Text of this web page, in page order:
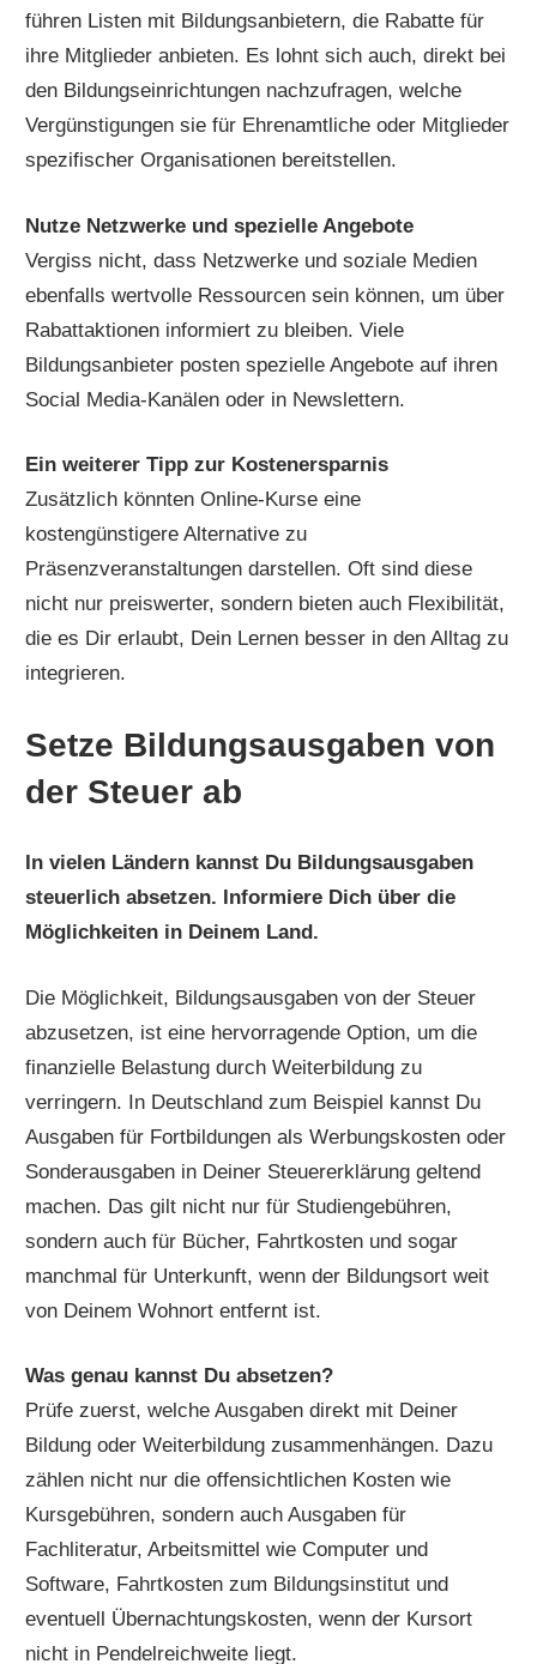
führen Listen mit Bildungsanbietern, die Rabatte für
ihre Mitglieder anbieten. Es lohnt sich auch, direkt bei
den Bildungseinrichtungen nachzufragen, welche
Vergünstigungen sie für Ehrenamtliche oder Mitglieder
spezifischer Organisationen bereitstellen.
Nutze Netzwerke und spezielle Angebote
Vergiss nicht, dass Netzwerke und soziale Medien
ebenfalls wertvolle Ressourcen sein können, um über
Rabattaktionen informiert zu bleiben. Viele
Bildungsanbieter posten spezielle Angebote auf ihren
Social Media-Kanälen oder in Newslettern.
Ein weiterer Tipp zur Kostenersparnis
Zusätzlich könnten Online-Kurse eine
kostengünstigere Alternative zu
Präsenzveranstaltungen darstellen. Oft sind diese
nicht nur preiswerter, sondern bieten auch Flexibilität,
die es Dir erlaubt, Dein Lernen besser in den Alltag zu
integrieren.
Setze Bildungsausgaben von
der Steuer ab
In vielen Ländern kannst Du Bildungsausgaben
steuerlich absetzen. Informiere Dich über die
Möglichkeiten in Deinem Land.
Die Möglichkeit, Bildungsausgaben von der Steuer
abzusetzen, ist eine hervorragende Option, um die
finanzielle Belastung durch Weiterbildung zu
verringern. In Deutschland zum Beispiel kannst Du
Ausgaben für Fortbildungen als Werbungskosten oder
Sonderausgaben in Deiner Steuererklärung geltend
machen. Das gilt nicht nur für Studiengebühren,
sondern auch für Bücher, Fahrtkosten und sogar
manchmal für Unterkunft, wenn der Bildungsort weit
von Deinem Wohnort entfernt ist.
Was genau kannst Du absetzen?
Prüfe zuerst, welche Ausgaben direkt mit Deiner
Bildung oder Weiterbildung zusammenhängen. Dazu
zählen nicht nur die offensichtlichen Kosten wie
Kursgebühren, sondern auch Ausgaben für
Fachliteratur, Arbeitsmittel wie Computer und
Software, Fahrtkosten zum Bildungsinstitut und
eventuell Übernachtungskosten, wenn der Kursort
nicht in Pendelreichweite liegt.